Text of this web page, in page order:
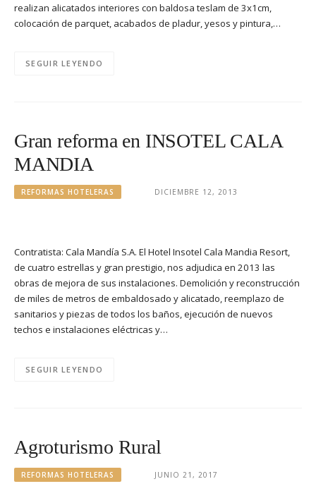
realizan alicatados interiores con baldosa teslam de 3x1cm,
colocación de parquet, acabados de pladur, yesos y pintura,…
SEGUIR LEYENDO
Gran reforma en INSOTEL CALA
MANDIA
REFORMAS HOTELERAS DICIEMBRE 12, 2013
Contratista: Cala Mandía S.A. El Hotel Insotel Cala Mandia Resort,
de cuatro estrellas y gran prestigio, nos adjudica en 2013 las
obras de mejora de sus instalaciones. Demolición y reconstrucción
de miles de metros de embaldosado y alicatado, reemplazo de
sanitarios y piezas de todos los baños, ejecución de nuevos
techos e instalaciones eléctricas y…
SEGUIR LEYENDO
Agroturismo Rural
REFORMAS HOTELERAS JUNIO 21, 2017